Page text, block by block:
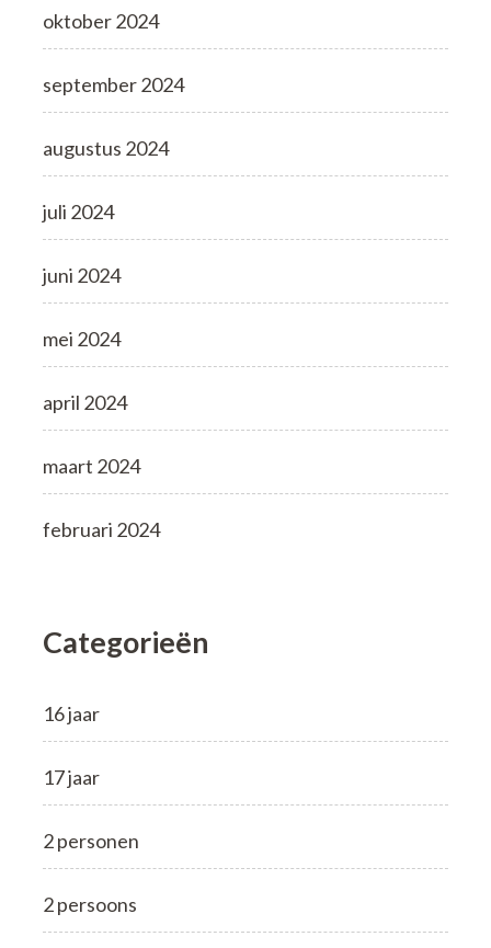
oktober 2024
september 2024
augustus 2024
juli 2024
juni 2024
mei 2024
april 2024
maart 2024
februari 2024
Categorieën
16 jaar
17 jaar
2 personen
2 persoons